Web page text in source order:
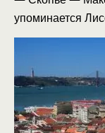
упоминается